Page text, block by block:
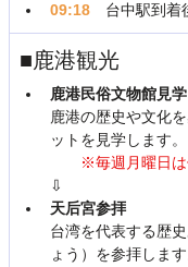
09:18 台中駅到着
■鹿港観光
鹿港民俗文物館見学
鹿港の歴史や文化
ットを見学します。
※毎週月曜日は
⇩
天后宮参拝
台湾を代表する歴
ょう）を参拝します